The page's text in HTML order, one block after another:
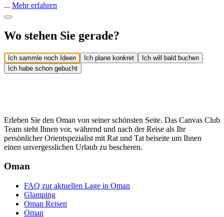
... Mehr erfahren
Wo stehen Sie gerade?
Ich sammle noch Ideen Ich plane konkret
Ich will bald buchen
Ich habe schon gebucht
Erleben Sie den Oman von seiner schönsten Seite. Das Canvas Club
Team steht Ihnen vor, während und nach der Reise als Ihr
persönlicher Orientspezialist mit Rat und Tat beiseite um Ihnen
einen unvergesslichen Urlaub zu bescheren.
Oman
FAQ zur aktuellen Lage in Oman
Glamping
Oman Reisen
Oman